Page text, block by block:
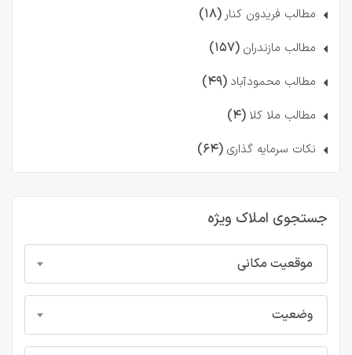
مطالب فریدون کنار (۱۸)
مطالب مازندران (۱۵۷)
مطالب محمودآباد (۴۹)
مطالب ملا کلا (۴)
نکات سرمایه گذاری (۶۴)
جستجوی املاک ویژه
موقعیت مکانی
وضعیت